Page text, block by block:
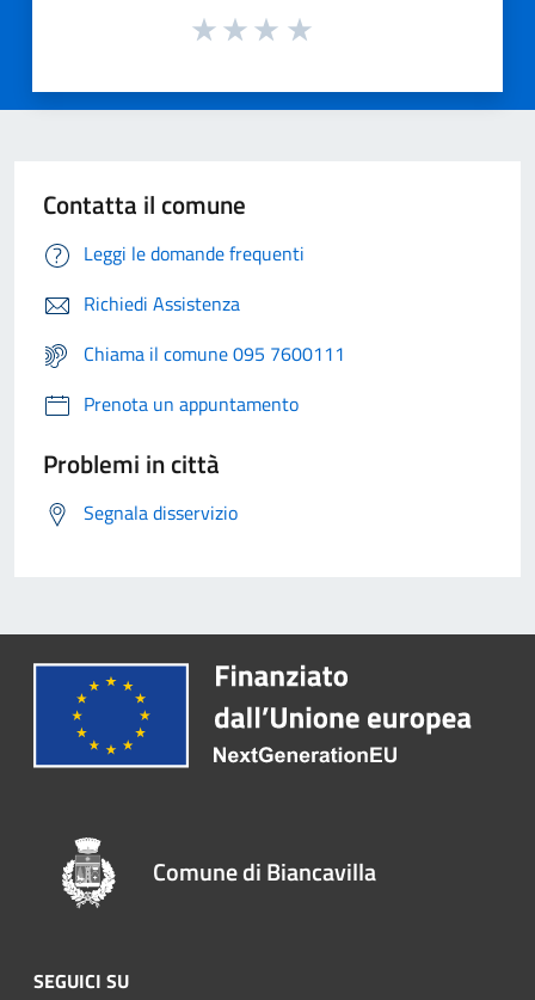
Contatta il comune
Leggi le domande frequenti
Richiedi Assistenza
Chiama il comune 095 7600111
Prenota un appuntamento
Problemi in città
Segnala disservizio
Comune di Biancavilla
SEGUICI SU